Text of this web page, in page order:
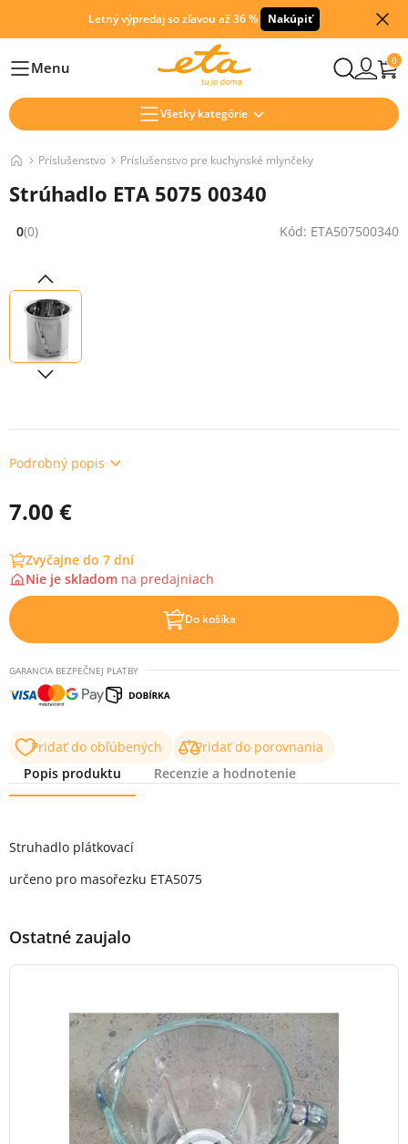
Letný výpredaj so zľavou až 36 % Nakúpiť
HlavníMenu 0
Všetky kategórie
Príslušenstvo Príslušenstvo pre kuchynské mlynčeky
Strúhadlo ETA 5075 00340
Hodnocení: 0 z 5 (0 recenzí)
0(0) Kód: ETA507500340
Podrobný popis
7.00 €
Zvyčajne do 7 dní
Nie je skladom na predajniach
Do košíka
GARANCIA BEZPEČNEJ PLATBY
Pridať do obľúbených
Pridať do porovnania
Popis produktu
Recenzie a hodnotenie
Struhadlo plátkovací
určeno pro masořezku ETA5075
Ostatné zaujalo